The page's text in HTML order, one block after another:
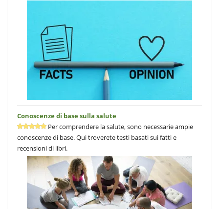
Conoscenze di base sulla salute
Per comprendere la salute, sono necessarie ampie
conoscenze di base. Qui troverete testi basati sui fatti e
recensioni di libri.